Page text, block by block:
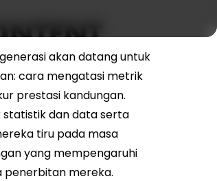
akan datang untuk
cara mengatasi metrik
prestasi kandungan.
statistik dan data serta
tiru pada masa
yang mempengaruhi
penerbitan mereka.